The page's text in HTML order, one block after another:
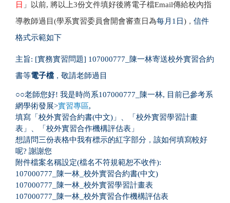
日 」以前, 將以上3份文件填好後將電子檔Email傳給校內指
導教師過目(學系實習委員會開會審查日為每月1日) ， 信件
格式示範如下
主旨: [實務實習問題] 107000777_陳一林寄送校外實習合約
書等電子檔 ， 敬請老師過目
○○老師您好! 我是時尚系107000777_陳一林, 目前已參考系
網學術發展>實習專區,
填寫「校外實習合約書(中文)」、「校外實習學習計畫
表」、「校外實習合作機構評估表」
想請問三份表格中我有標示的紅字部分 ， 該如何填寫較好
呢? 謝謝您
附件檔案名稱設定(檔名不符規範恕不收件):
107000777_陳一林_校外實習合約書(中文)
107000777_陳一林_校外實習學習計畫表
107000777_陳一林_校外實習合作機構評估表